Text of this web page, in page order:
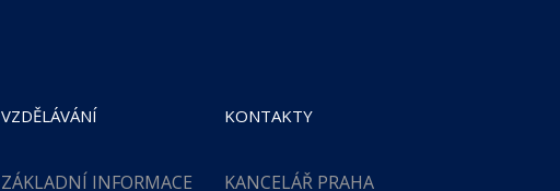
VZDĚLÁVÁNÍ
ZÁKLADNÍ INFORMACE
KONTAKTY
KANCELÁŘ PRAHA